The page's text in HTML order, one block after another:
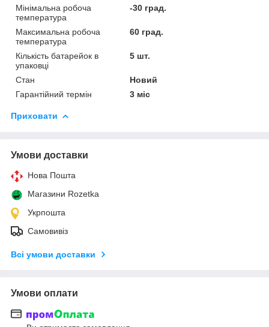
Мінімальна робоча
температура
-30 град.
Максимальна робоча
температура
60 град.
Кількість батарейок в
упаковці
5 шт.
Стан
Новий
Гарантійний термін
3 міс
Приховати
Умови доставки
Нова Пошта
Магазини Rozetka
Укрпошта
Самовивіз
Всі умови доставки
Умови оплати